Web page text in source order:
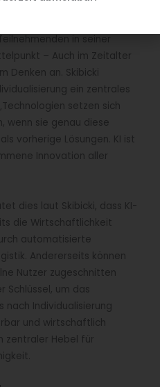
für Individualisierung
in seiner
– Auch im Zeitalter
Denken an. Skibicki
ein zentrales
setzen sich
wenn sie genau diese
vorherige Lösungen. KI ist
Innovation aller
dies laut Skibicki, dass KI-
die Wirtschaftlichkeit
automatisierte
Andererseits können
Nutzer zugeschnitten
Schlüssel, um das
nach Individualisierung
und wirtschaftlich
zentraler Hebel für